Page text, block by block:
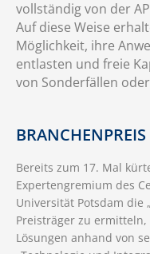
vollständig von der
Auf diese Weise
Möglichkeit, ihre
entlasten und freie
von Sonderfällen
Bereits zum 17. Mal
Expertengremium des
Universität Potsdam die
Preisträger zu
Lösungen anhand von